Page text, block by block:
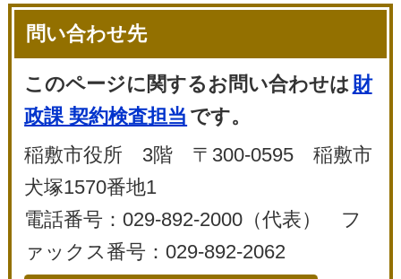
問い合わせ先
このページに関するお問い合わせは 財
政課 契約検査担当 です。
稲敷市役所 3階 〒300-0595 稲敷市
犬塚1570番地1
電話番号：029-892-2000（代表） フ
ァックス番号：029-892-2062